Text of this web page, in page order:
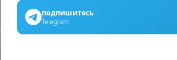
подпишитесь
Telegram